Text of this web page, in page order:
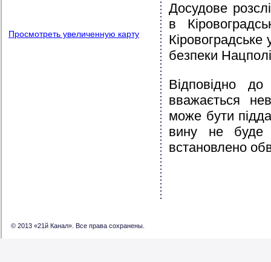
Просмотреть увеличенную карту
Досудове
в
Кіровоградське
безпеки
Відповідно
вважається
може бути
вину не буде
встановлено
© 2013 «21й Канал». Все права сохранены.